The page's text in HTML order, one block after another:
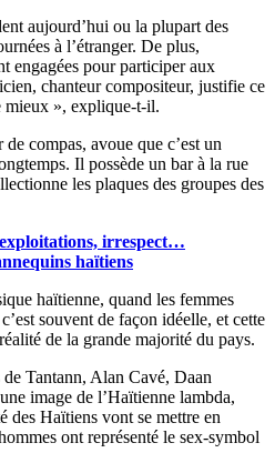
aujourd’hui ou la plupart des
à l’étranger. De plus,
engagées pour participer aux
chanteur compositeur, justifie ce
mieux », explique-t-il.
compas, avoue que c’est un
Il possède un bar à la rue
les plaques des groupes des
irrespect…
haïtiens
haïtienne, quand les femmes
souvent de façon idéelle, et cette
de la grande majorité du pays.
Tantann, Alan Cavé, Daan
image de l’Haïtienne lambda,
des Haïtiens vont se mettre en
ont représenté le sex-symbol